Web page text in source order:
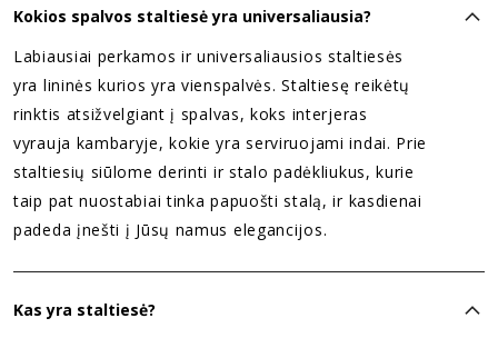
Kokios spalvos staltiesė yra universaliausia?
Labiausiai perkamos ir universaliausios staltiesės
yra lininės kurios yra vienspalvės. Staltiesę reikėtų
rinktis atsižvelgiant į spalvas, koks interjeras
vyrauja kambaryje, kokie yra serviruojami indai. Prie
staltiesių siūlome derinti ir stalo padėkliukus, kurie
taip pat nuostabiai tinka papuošti stalą, ir kasdienai
padeda įnešti į Jūsų namus elegancijos.
Kas yra staltiesė?